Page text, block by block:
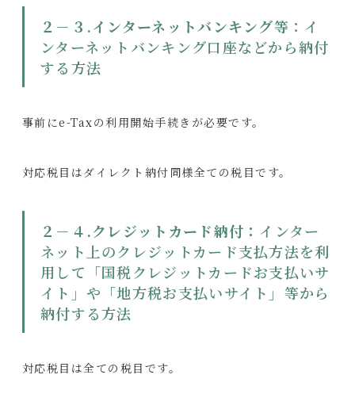
２－３.インターネットバンキング等 ：イ
ンターネットバンキング口座などから納付
する方法
事前にe-Taxの利用開始手続きが必要です。
対応税目はダイレクト納付同様全ての税目です。
２－４.クレジットカード納付： インター
ネット上のクレジットカード支払方法を利
用して「国税クレジットカードお支払いサ
イト」や「地方税お支払いサイト」等から
納付する方法
対応税目は全ての税目です。